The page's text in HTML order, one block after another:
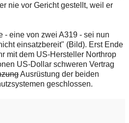
nie vor Gericht gestellt, weil er
- eine von zwei A319 - sei nun
einsatzbereit" (Bild). Erst Ende
mit dem US-Hersteller Northrop
US-Dollar schweren Vertrag
Ausrüstung der beiden
geschlossen.